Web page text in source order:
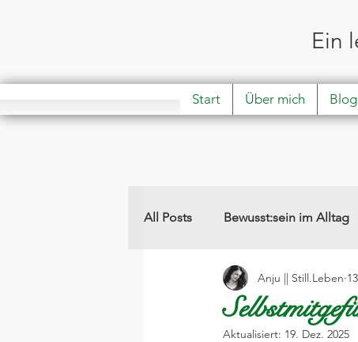
Ein
Start Über mich Blog
All Posts Bewusst:sein im Alltag
Anju || Still.Leben
Aktualisiert: 19. Dez. 2025